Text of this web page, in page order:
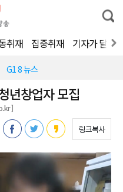
통
합
색
취재 집중취재 기자가 달려
G1 8 뉴스
년창업자 모집
]
링크복사